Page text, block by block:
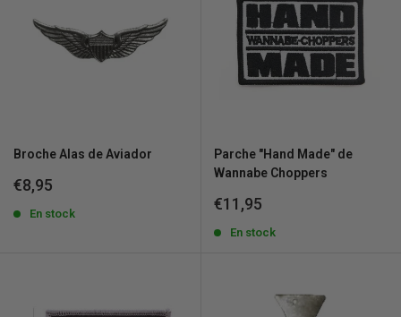
Broche Alas de Aviador
Precio
venta
€8,95
En stock
Parche "Hand Made" de
Wannabe Choppers
Precio
venta
€11,95
En stock